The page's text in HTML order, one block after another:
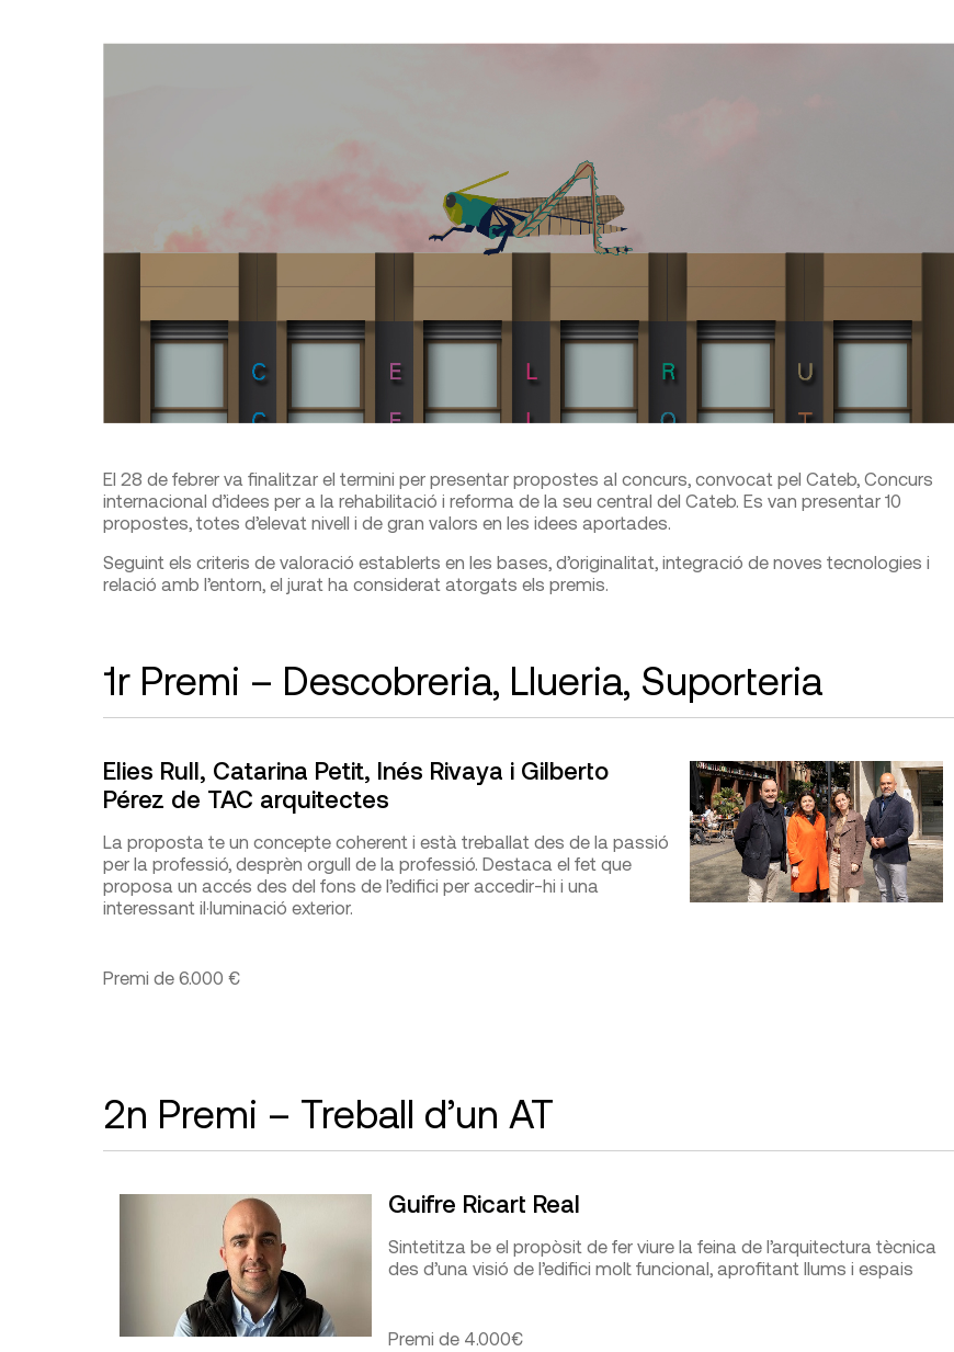
El 28 de febrer va finalitzar el termini per presentar propostes al concurs, convocat pel Cateb, Concurs
internacional d’idees per a la rehabilitació i reforma de la seu central del Cateb. Es van presentar 10
propostes, totes d’elevat nivell i de gran valors en les idees aportades.
Seguint els criteris de valoració establerts en les bases, d’originalitat, integració de noves tecnologies i
relació amb l’entorn, el jurat ha considerat atorgats els premis.
1r Premi – Descobreria, Llueria, Suporteria
Elies Rull, Catarina Petit, Inés Rivaya i Gilberto
Pérez de TAC arquitectes
La proposta te un concepte coherent i està treballat des de la passió
per la professió, desprèn orgull de la professió. Destaca el fet que
proposa un accés des del fons de l’edifici per accedir-hi i una
interessant il·luminació exterior.
Premi de 6.000 €
2n Premi – Treball d’un AT
Guifre Ricart Real
Sintetitza be el propòsit de fer viure la feina de l’arquitectura tècnica
des d’una visió de l’edifici molt funcional, aprofitant llums i espais
Premi de 4.000€